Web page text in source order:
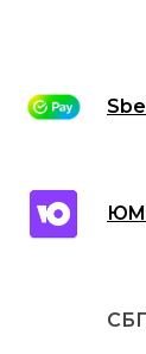
СБП